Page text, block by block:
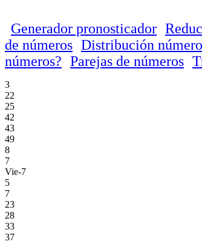
Generador pronosticador
de números Distribución
números? Parejas de números
3
22
25
42
43
49
8
7
Vie-7
5
7
23
28
33
37